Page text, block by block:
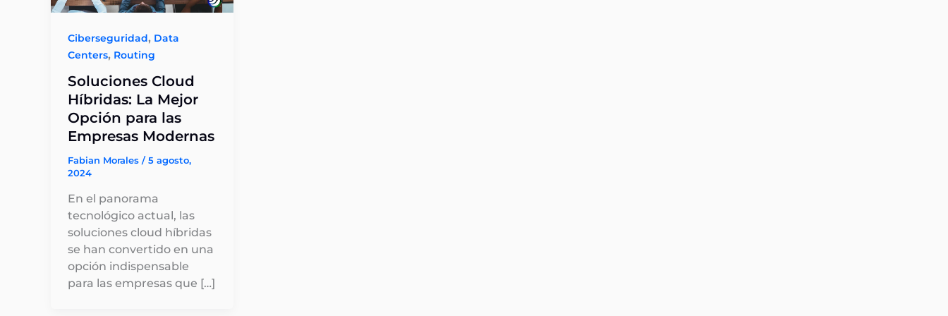
Ciberseguridad, Data
Centers, Routing
Soluciones Cloud
Híbridas: La Mejor
Opción para las
Empresas Modernas
Fabian Morales /5 agosto,
2024
En el panorama
tecnológico actual, las
soluciones cloud híbridas
se han convertido en una
opción indispensable
para las empresas que […]